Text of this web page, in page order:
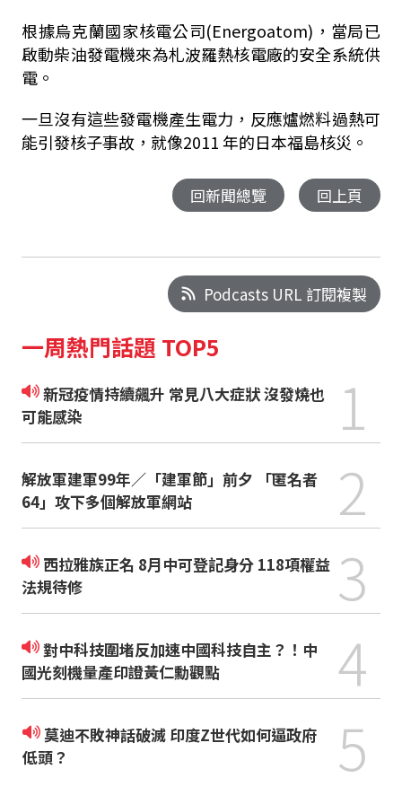
根據烏克蘭國家核電公司(Energoatom)，當局已
啟動柴油發電機來為札波羅熱核電廠的安全系統供
電。
一旦沒有這些發電機產生電力，反應爐燃料過熱可
能引發核子事故，就像2011 年的日本福島核災。
回新聞總覽 回上頁
Podcasts URL 訂閱複製
一周熱門話題 TOP5
新冠疫情持續飆升 常見八大症狀 沒發燒也
可能感染
1
解放軍建軍99年／「建軍節」前夕 「匿名者
64」攻下多個解放軍網站
2
西拉雅族正名 8月中可登記身分 118項權益
法規待修
3
對中科技圍堵反加速中國科技自主？！中
國光刻機量產印證黃仁勳觀點
4
莫迪不敗神話破滅 印度Z世代如何逼政府
低頭？
5